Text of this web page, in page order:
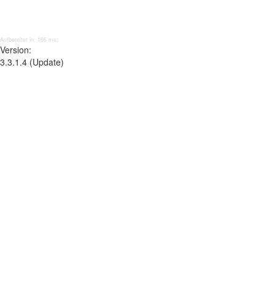
Aufbereitet in: 166 ms;
Version:
3.3.1.4 (Update)